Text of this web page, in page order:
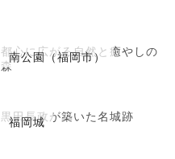
南公園（福岡市）
都心に広がる自然と癒やしの
森
福岡城
黒田長政が築いた名城跡